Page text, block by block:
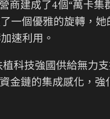
商建成了4個“萬卡集
一個優雅的旋轉，
速利用。
科技強國供給無力
金鏈的集成感化，強